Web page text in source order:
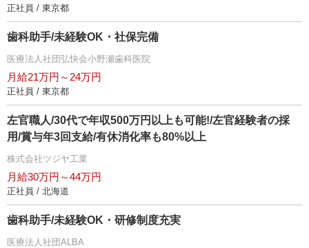
正社員 / 東京都
歯科助手/未経験OK・社保完備
医療法人社団弘快会小野瀬歯科医院
月給21万円～24万円
正社員 / 東京都
左官職人/30代で年収500万円以上も可能!/左官経験者の採
用/賞与年3回支給/有休消化率も80%以上
株式会社ツジヤ工業
月給30万円～44万円
正社員 / 北海道
歯科助手/未経験OK・研修制度充実
医療法人社団ALBA